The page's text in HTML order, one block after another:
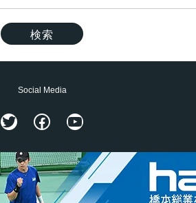
Social Media
TwitterFacebook
YouTube